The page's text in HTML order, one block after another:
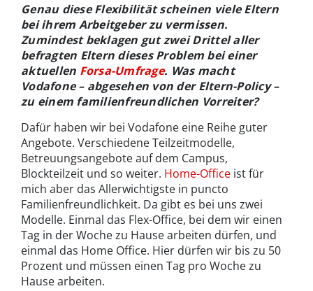
Genau diese Flexibilität scheinen viele Eltern
bei ihrem Arbeitgeber zu vermissen.
Zumindest beklagen gut zwei Drittel aller
befragten Eltern dieses Problem bei einer
aktuellen Forsa-Umfrage. Was macht
Vodafone – abgesehen von der Eltern-Policy –
zu einem familienfreundlichen Vorreiter?
Dafür haben wir bei Vodafone eine Reihe guter
Angebote. Verschiedene Teilzeitmodelle,
Betreuungsangebote auf dem Campus,
Blockteilzeit und so weiter. Home-Office ist für
mich aber das Allerwichtigste in puncto
Familienfreundlichkeit. Da gibt es bei uns zwei
Modelle. Einmal das Flex-Office, bei dem wir einen
Tag in der Woche zu Hause arbeiten dürfen, und
einmal das Home Office. Hier dürfen wir bis zu 50
Prozent und müssen einen Tag pro Woche zu
Hause arbeiten.